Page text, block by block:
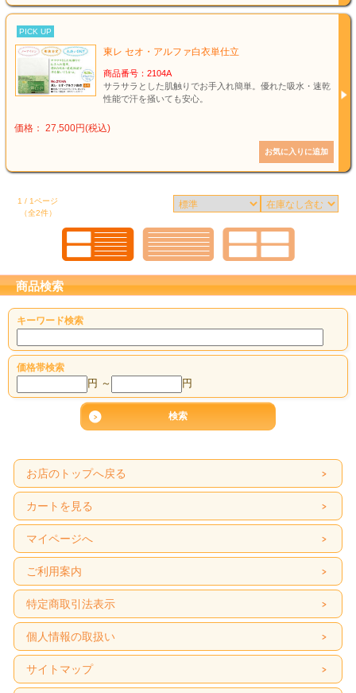
PICK UP
東レ セオ・アルファ白衣単仕立
商品番号：2104A
サラサラとした肌触りでお手入れ簡単。優れた吸水・速乾
性能で汗を掻いても安心。
価格： 27,500円(税込)
1 / 1ページ
（全2件）
商品検索
キーワード検索
価格帯検索
円 ～ 円
お店のトップへ戻る
カートを見る
マイページへ
ご利用案内
特定商取引法表示
個人情報の取扱い
サイトマップ